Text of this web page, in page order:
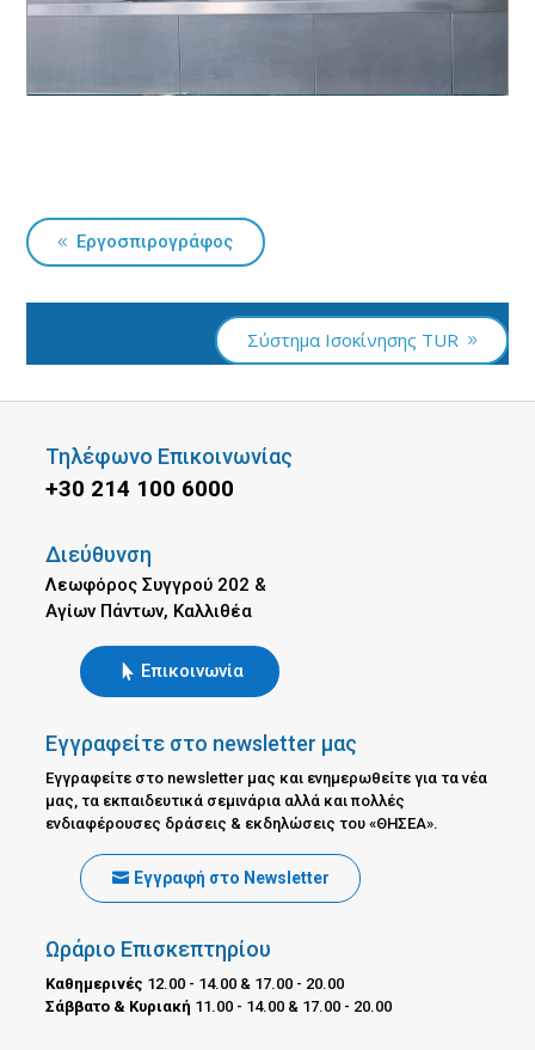
Εργοσπιρογράφος
Σύστημα Ισοκίνησης TUR
Τηλέφωνο Επικοινωνίας
+30 214 100 6000
Διεύθυνση
Λεωφόρος Συγγρού 202 &
Αγίων Πάντων, Καλλιθέα
Επικοινωνία
Εγγραφείτε στο newsletter μας
Εγγραφείτε στο newsletter μας και ενημερωθείτε για τα νέα
μας, τα εκπαιδευτικά σεμινάρια αλλά και πολλές
ενδιαφέρουσες δράσεις & εκδηλώσεις του «ΘΗΣΕΑ».
Εγγραφή στο Newsletter
Ωράριο Επισκεπτηρίου
Καθημερινές 12.00 - 14.00 & 17.00 - 20.00
Σάββατο & Κυριακή 11.00 - 14.00 & 17.00 - 20.00